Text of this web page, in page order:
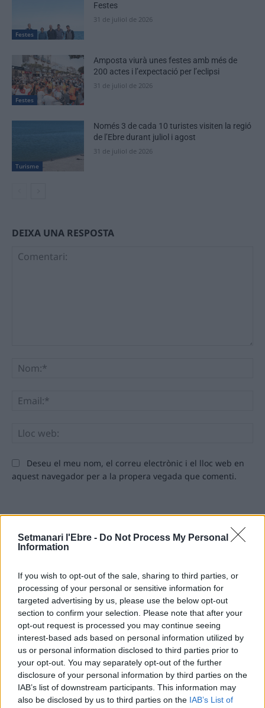
Setmanari l'Ebre - Do Not Process My Personal
Information
If you wish to opt-out of the sale, sharing to third parties, or
processing of your personal or sensitive information for
targeted advertising by us, please use the below opt-out
section to confirm your selection. Please note that after your
opt-out request is processed you may continue seeing
interest-based ads based on personal information utilized by
us or personal information disclosed to third parties prior to
your opt-out. You may separately opt-out of the further
disclosure of your personal information by third parties on the
IAB’s list of downstream participants. This information may
also be disclosed by us to third parties on the IAB’s List of
Festes
Festes
31 de juliol de 2026
Festes
Amposta viurà unes festes amb més de
200 actes i l’expectació per l’eclipsi
31 de juliol de 2026
Turisme
Només 3 de cada 10 turistes visiten la regió
de l’Ebre durant juliol i agost
31 de juliol de 2026
DEIXA UNA RESPOSTA
Deseu el meu nom, el correu electrònic i el lloc web en
aquest navegador per a la propera vegada que comenti.
ÚLTIMES NOTÍCIES
Blaumut lidera el cartell musical de les
Festes
31 de juliol de 2026
Caçadors de subvencions
30 de juliol de 2026